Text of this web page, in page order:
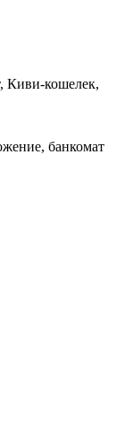
Киви-кошелек,
банкомат